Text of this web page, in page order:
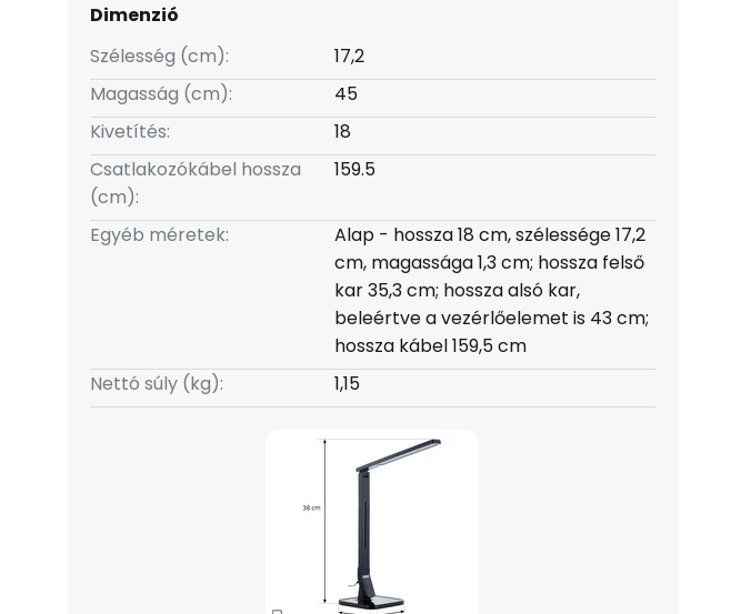
Dimenzió
Szélesség (cm):
17,2
Magasság (cm):
45
Kivetítés:
18
Csatlakozókábel hossza
(cm):
159.5
Egyéb méretek:
Alap - hossza 18 cm, szélessége 17,2
cm, magassága 1,3 cm; hossza felső
kar 35,3 cm; hossza alsó kar,
beleértve a vezérlőelemet is 43 cm;
hossza kábel 159,5 cm
Nettó súly (kg):
1,15